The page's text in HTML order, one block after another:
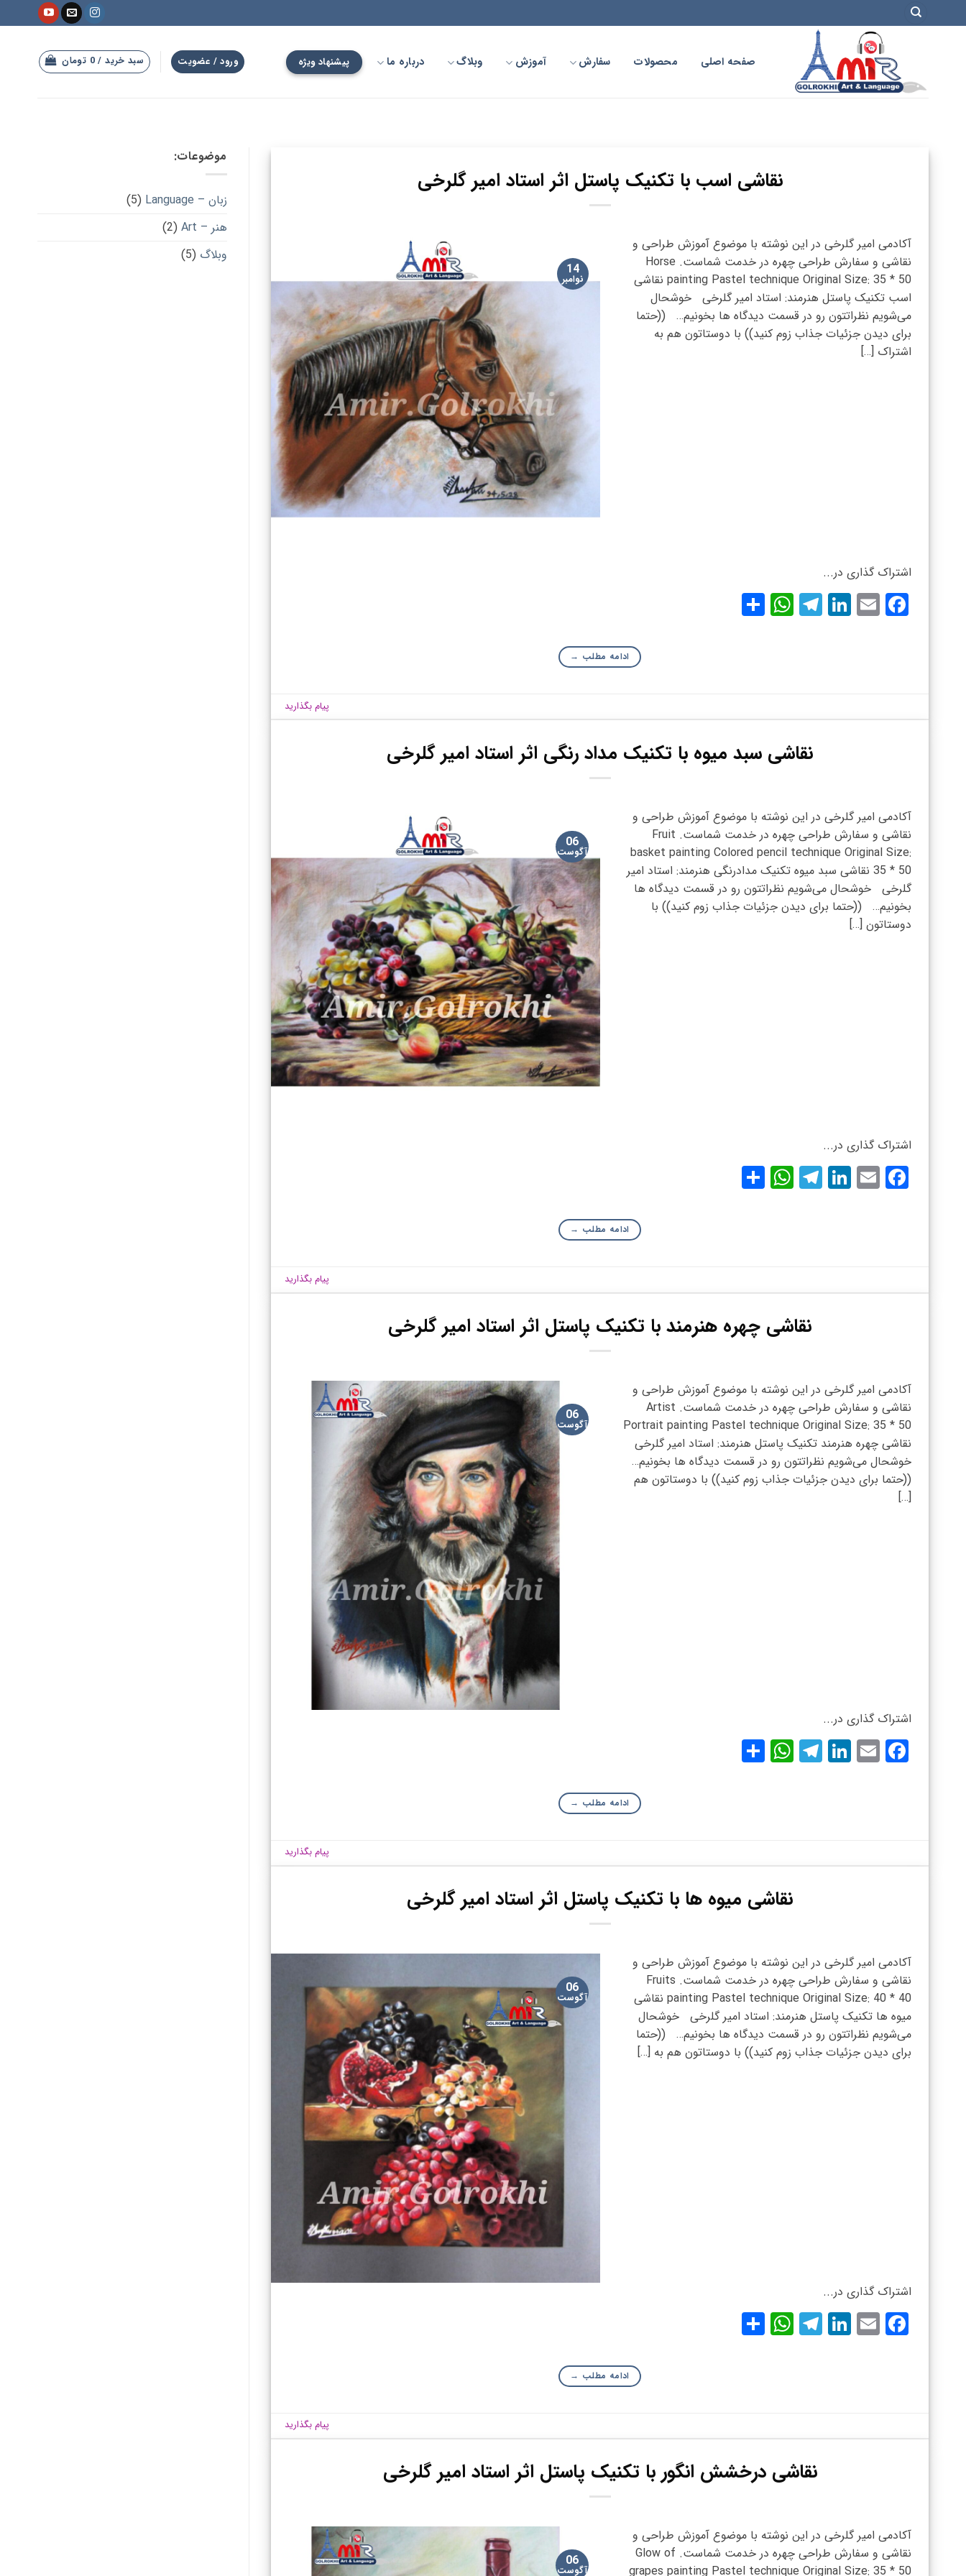
به
صفحه اصلی محصولات سفارش آموزش وبلاگ درباره ما پیشنهاد ویژه ورود / عضویت سبد خرید / 0 تومان
نقاشی اسب با تکنیک پاستل اثر استاد امیر گلرخی
14
نوامبر
آکادمی امیر گلرخی در این نوشته با موضوع آموزش طراحی و
نقاشی و سفارش طراحی چهره در خدمت شماست. Horse
painting Pastel technique Original Size: 35 * 50 نقاشی
اسب تکنیک پاستل هنرمند: استاد امیر گلرخی خوشحال
می‌شویم نظراتتون رو در قسمت دیدگاه ها بخونیم… ((حتما
برای دیدن جزئیات جذاب زوم کنید)) با دوستاتون هم به
اشتراک […]
اشتراک گذاری در...
Facebook
Email
LinkedIn
Telegram
WhatsApp
ادامه مطلب →
پیام بگذارید
نقاشی سبد میوه با تکنیک مداد رنگی اثر استاد امیر گلرخی
06
آگوست
آکادمی امیر گلرخی در این نوشته با موضوع آموزش طراحی و
نقاشی و سفارش طراحی چهره در خدمت شماست. Fruit
basket painting Colored pencil technique Original Size:
35 * 50 نقاشی سبد میوه تکنیک مدادرنگی هنرمند: استاد امیر
گلرخی خوشحال می‌شویم نظراتتون رو در قسمت دیدگاه ها
بخونیم… ((حتما برای دیدن جزئیات جذاب زوم کنید)) با
دوستاتون […]
اشتراک گذاری در...
Facebook
Email
LinkedIn
Telegram
WhatsApp
ادامه مطلب →
پیام بگذارید
نقاشی چهره هنرمند با تکنیک پاستل اثر استاد امیر گلرخی
06
آگوست
آکادمی امیر گلرخی در این نوشته با موضوع آموزش طراحی و
نقاشی و سفارش طراحی چهره در خدمت شماست. Artist
Portrait painting Pastel technique Original Size: 35 * 50
نقاشی چهره هنرمند تکنیک پاستل هنرمند: استاد امیر گلرخی
خوشحال می‌شویم نظراتتون رو در قسمت دیدگاه ها بخونیم…
((حتما برای دیدن جزئیات جذاب زوم کنید)) با دوستاتون هم
[…]
اشتراک گذاری در...
Facebook
Email
LinkedIn
Telegram
WhatsApp
ادامه مطلب →
پیام بگذارید
نقاشی میوه ها با تکنیک پاستل اثر استاد امیر گلرخی
06
آگوست
آکادمی امیر گلرخی در این نوشته با موضوع آموزش طراحی و
نقاشی و سفارش طراحی چهره در خدمت شماست. Fruits
painting Pastel technique Original Size: 40 * 40 نقاشی
میوه ها تکنیک پاستل هنرمند: استاد امیر گلرخی خوشحال
می‌شویم نظراتتون رو در قسمت دیدگاه ها بخونیم… ((حتما
برای دیدن جزئیات جذاب زوم کنید)) با دوستاتون هم به […]
اشتراک گذاری در...
Facebook
Email
LinkedIn
Telegram
WhatsApp
ادامه مطلب →
پیام بگذارید
نقاشی درخشش انگور با تکنیک پاستل اثر استاد امیر گلرخی
06
آگوست
آکادمی امیر گلرخی در این نوشته با موضوع آموزش طراحی و
نقاشی و سفارش طراحی چهره در خدمت شماست. Glow of
grapes painting Pastel technique Original Size: 35 * 50
موضوعات:
زبان – Language
(5)
هنر – Art
(2)
وبلاگ (5)